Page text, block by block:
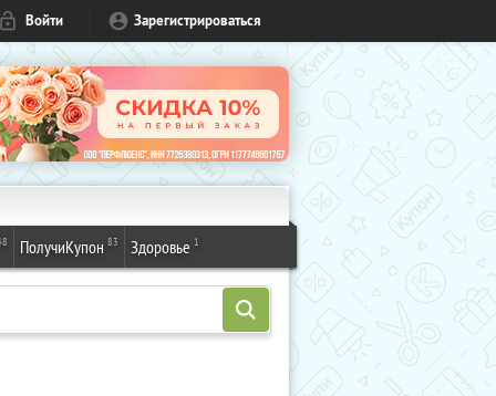
Войти Зарегистрироваться
ПолучиКупон 83 Здоровье 1